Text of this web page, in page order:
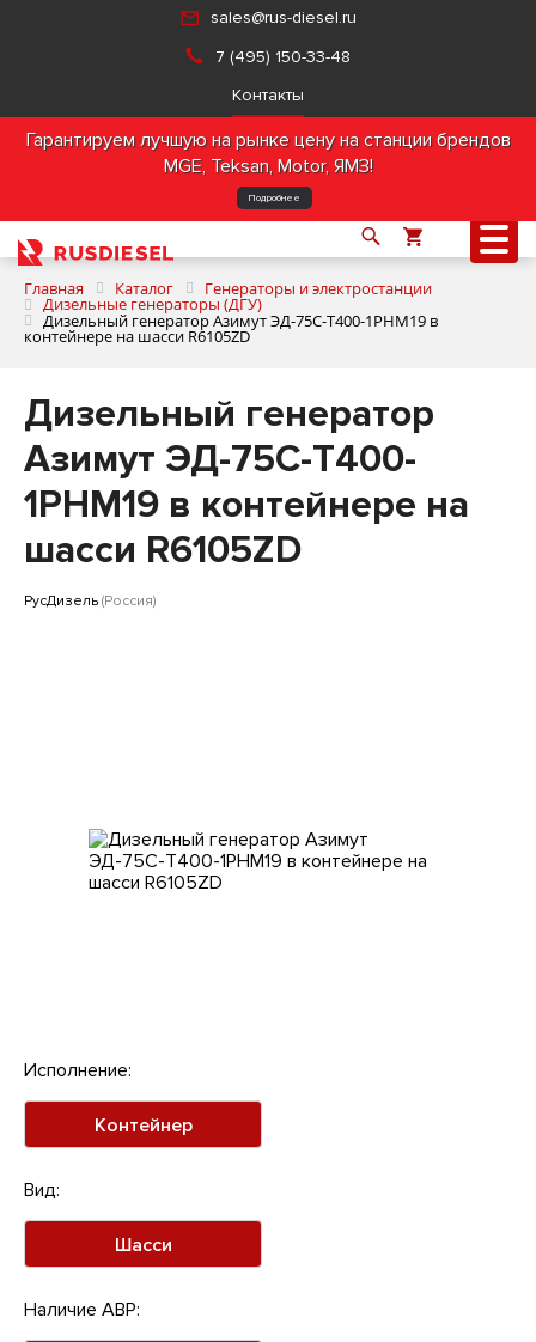
sales@rus-diesel.ru
7 (495) 150-33-48
Контакты
Гарантируем лучшую на рынке цену на станции брендов
MGE, Teksan, Motor, ЯМЗ!
Подробнее
Продукция
Услуги
Клиентам
Главная Каталог Генераторы и электростанции
Дизельные генераторы (ДГУ)
Дизельный генератор Азимут ЭД-75С-Т400-1РНМ19 в
контейнере на шасси R6105ZD
Дизельный генератор
Азимут ЭД-75С-Т400-
1РНМ19 в контейнере на
шасси R6105ZD
РусДизель (Россия)
Исполнение:
Контейнер
Вид:
Шасси
Наличие АВР: